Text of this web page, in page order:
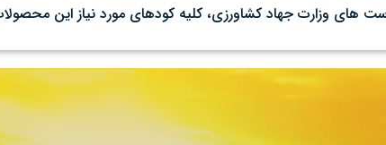
های وزارت جهاد کشاورزی، کلیه کودهای مورد نیاز این